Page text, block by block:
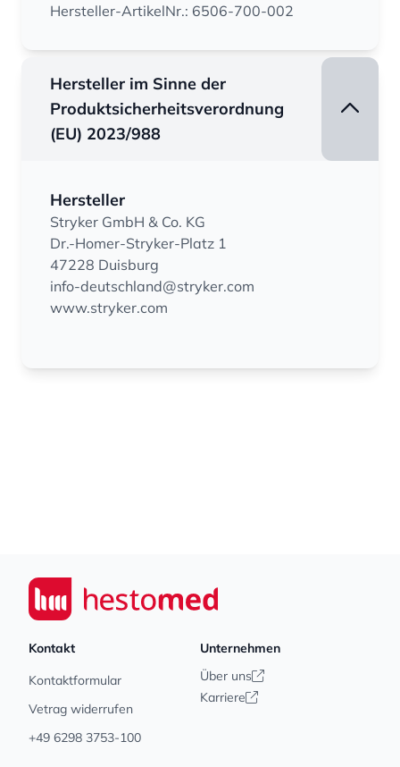
Hersteller-ArtikelNr.: 6506-700-002
Hersteller im Sinne der
Produktsicherheitsverordnung
(EU) 2023/988
Hersteller
Stryker GmbH & Co. KG
Dr.-Homer-Stryker-Platz 1
47228 Duisburg
info-deutschland@stryker.com
www.stryker.com
Seiwert GmbH
Kontakt
Kontaktformular
Vetrag widerrufen
+49 6298 3753-100
Unternehmen
Über uns
Karriere